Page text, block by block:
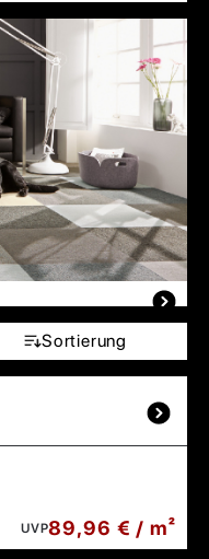
Sortierung
UVP89,96 € / m²